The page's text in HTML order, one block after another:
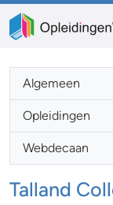
Algemeen
Opleidingen
Webdecaan
Talland